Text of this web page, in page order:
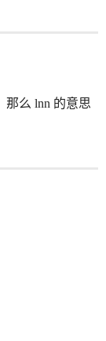
那么 lnn 的意思